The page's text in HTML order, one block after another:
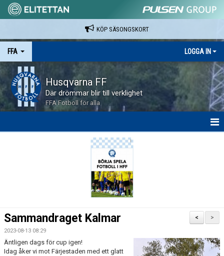
KÖP SÄSONGSKORT
FFA LOGGA IN
Husqvarna FF
Där drömmar blir till verklighet
FFA Fotboll för alla
DOKUMENT
KONTAKT
>
<
Sammandraget Kalmar
2023-08-13 08:29
Äntligen dags för cup igen!
Idag åker vi mot Färjestaden med ett glatt